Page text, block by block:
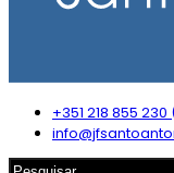
+351 218 855